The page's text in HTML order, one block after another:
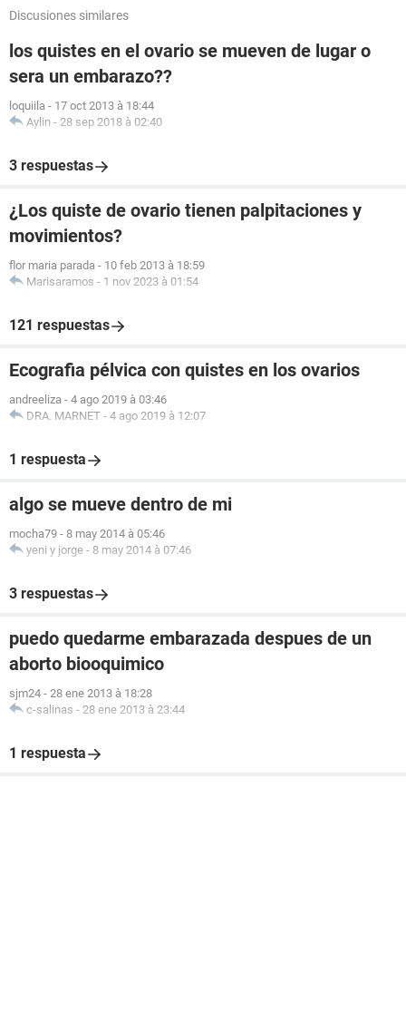
Discusiones similares
los quistes en el ovario se mueven de lugar o
sera un embarazo??
loquiila - 17 oct 2013 à 18:44
Aylin - 28 sep 2018 à 02:40
3 respuestas
¿Los quiste de ovario tienen palpitaciones y
movimientos?
flor maria parada - 10 feb 2013 à 18:59
Marisaramos - 1 nov 2023 à 01:54
121 respuestas
Ecografia pélvica con quistes en los ovarios
andreeliza - 4 ago 2019 à 03:46
DRA. MARNET - 4 ago 2019 à 12:07
1 respuesta
algo se mueve dentro de mi
mocha79 - 8 may 2014 à 05:46
yeni y jorge - 8 may 2014 à 07:46
3 respuestas
puedo quedarme embarazada despues de un
aborto biooquimico
sjm24 - 28 ene 2013 à 18:28
c-salinas - 28 ene 2013 à 23:44
1 respuesta